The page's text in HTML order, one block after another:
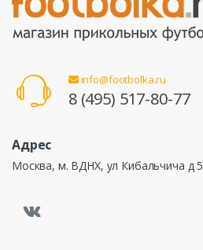
info@footbolka.ru
8 (495) 517-80-77
Адрес
Москва, м. ВДНХ, ул Кибальчича д 5